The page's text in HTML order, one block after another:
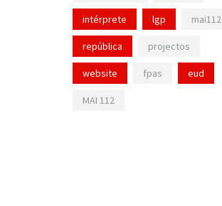
intérprete lgp mai112
república projectos
website fpas eud
MAI 112